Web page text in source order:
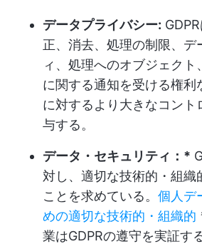
データプライバシー:
正、消去、処理の制限、デ
ィ、処理へのオブジェクト
に関する通知を受ける権利
に対するより大きなコント
与する。
データ・セキュリティ：*
対し、適切な技術的・組織
ことを求めている。 個人デ
めの適切な技術的・組織的
業はGDPRの遵守を実証す